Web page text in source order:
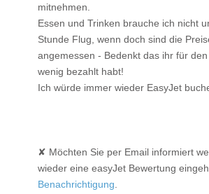
mitnehmen.
Essen und Trinken brauche ich nicht
Stunde Flug, wenn doch sind die
angemessen - Bedenkt das ihr für
wenig bezahlt habt!
Ich würde immer wieder EasyJet
✘ Möchten Sie per Email informiert
wieder eine easyJet Bewertung
Benachrichtigung